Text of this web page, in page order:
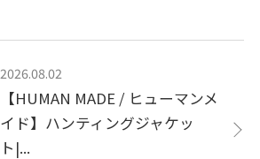
2026.08.02
【HUMAN MADE / ヒューマンメ
イド】ハンティングジャケッ
ト|...